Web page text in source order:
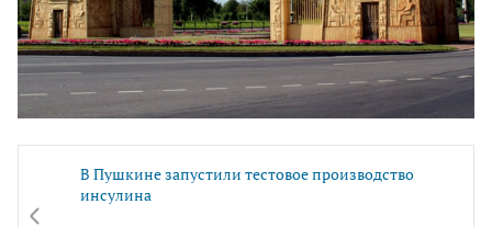
В Пушкине запустили тестовое производство
инсулина